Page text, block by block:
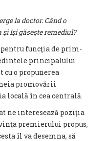
la doctor. Când o
îşi găseşte remediul?
funcţia de prim-
principalului
cu o propunerea
promovării
în cea centrală.
ne interesează poziţia
premierului propus,
îl va desemna, să